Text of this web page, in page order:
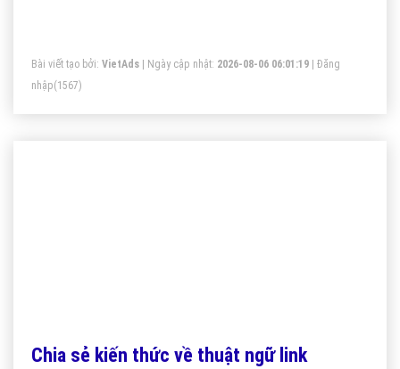
Bài viết tạo bởi: VietAds | Ngày cập nhật: 2026-08-06 06:01:19
Đăng
nhập(1567)
Chia sẻ kiến thức về thuật ngữ link